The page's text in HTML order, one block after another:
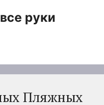
руки
Пляжных